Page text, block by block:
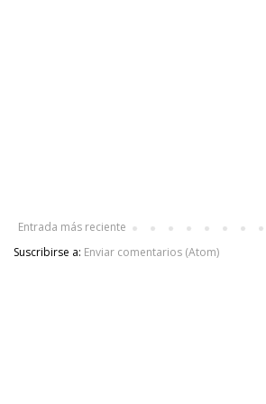
Entrada más reciente
Suscribirse a: Enviar comentarios (Atom)